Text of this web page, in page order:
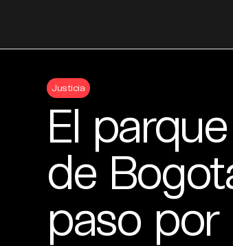
Justicia
El
de
paso por